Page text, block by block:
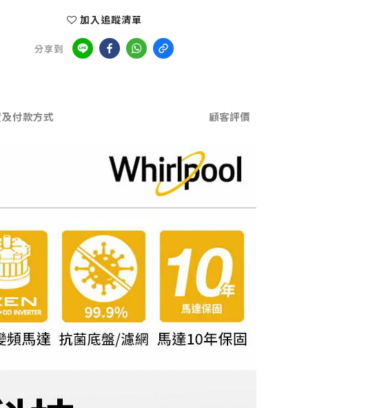
加入追蹤清單
分享到
付款方式 顧客評價